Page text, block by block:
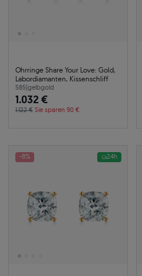
Ohrringe Share Your Love: Gold,
Labordiamanten, Kissenschliff
585|gelbgold
1.032 €
1.122 € Sie sparen 90 €
-8% 24h